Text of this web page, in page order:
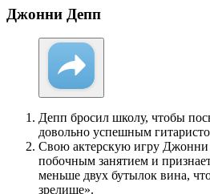
Джонни Депп
Депп бросил школу, чтобы
довольно успешным
Свою актерскую игру Джонни
побочным занятием и
меньше двух бутылок вина,
зрелище».